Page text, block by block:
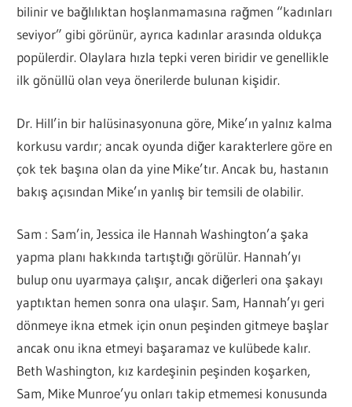
bilinir ve bağlılıktan hoşlanmamasına rağmen “kadınları
seviyor” gibi görünür, ayrıca kadınlar arasında oldukça
popülerdir. Olaylara hızla tepki veren biridir ve genellikle
ilk gönüllü olan veya önerilerde bulunan kişidir.
Dr. Hill’in bir halüsinasyonuna göre, Mike’ın yalnız kalma
korkusu vardır; ancak oyunda diğer karakterlere göre en
çok tek başına olan da yine Mike’tır. Ancak bu, hastanın
bakış açısından Mike’ın yanlış bir temsili de olabilir.
Sam : Sam’in, Jessica ile Hannah Washington’a şaka
yapma planı hakkında tartıştığı görülür. Hannah’yı
bulup onu uyarmaya çalışır, ancak diğerleri ona şakayı
yaptıktan hemen sonra ona ulaşır. Sam, Hannah’yı geri
dönmeye ikna etmek için onun peşinden gitmeye başlar
ancak onu ikna etmeyi başaramaz ve kulübede kalır.
Beth Washington, kız kardeşinin peşinden koşarken,
Sam, Mike Munroe’yu onları takip etmemesi konusunda